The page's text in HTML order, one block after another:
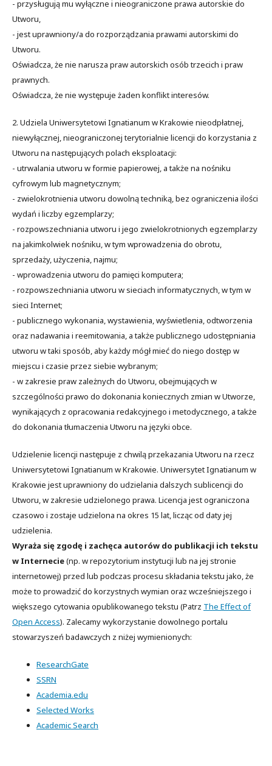
- przysługują mu wyłączne i nieograniczone prawa autorskie do
Utworu,
- jest uprawniony/a do rozporządzania prawami autorskimi do
Utworu.
Oświadcza, że nie narusza praw autorskich osób trzecich i praw
prawnych.
Oświadcza, że nie występuje żaden konflikt interesów.
2. Udziela Uniwersytetowi Ignatianum w Krakowie nieodpłatnej,
niewyłącznej, nieograniczonej terytorialnie licencji do korzystania z
Utworu na następujących polach eksploatacji:
- utrwalania utworu w formie papierowej, a także na nośniku
cyfrowym lub magnetycznym;
- zwielokrotnienia utworu dowolną techniką, bez ograniczenia ilości
wydań i liczby egzemplarzy;
- rozpowszechniania utworu i jego zwielokrotnionych egzemplarzy
na jakimkolwiek nośniku, w tym wprowadzenia do obrotu,
sprzedaży, użyczenia, najmu;
- wprowadzenia utworu do pamięci komputera;
- rozpowszechniania utworu w sieciach informatycznych, w tym w
sieci Internet;
- publicznego wykonania, wystawienia, wyświetlenia, odtworzenia
oraz nadawania i reemitowania, a także publicznego udostępniania
utworu w taki sposób, aby każdy mógł mieć do niego dostęp w
miejscu i czasie przez siebie wybranym;
- w zakresie praw zależnych do Utworu, obejmujących w
szczególności prawo do dokonania koniecznych zmian w Utworze,
wynikających z opracowania redakcyjnego i metodycznego, a także
do dokonania tłumaczenia Utworu na języki obce.
Udzielenie licencji następuje z chwilą przekazania Utworu na rzecz
Uniwersytetowi Ignatianum w Krakowie. Uniwersytet Ignatianum w
Krakowie jest uprawniony do udzielania dalszych sublicencji do
Utworu, w zakresie udzielonego prawa. Licencja jest ograniczona
czasowo i zostaje udzielona na okres 15 lat, licząc od daty jej
udzielenia.
Wyraża się zgodę i zachęca autorów do publikacji ich tekstu
w Internecie(np. w repozytorium instytucji lub na jej stronie
internetowej) przed lub podczas procesu składania tekstu jako, że
może to prowadzić do korzystnych wymian oraz wcześniejszego i
większego cytowania opublikowanego tekstu (Patrz The Effect of
Open Access). Zalecamy wykorzystanie dowolnego portalu
stowarzyszeń badawczych z niżej wymienionych:
ResearchGate
SSRN
Academia.edu
Selected Works
Academic Search